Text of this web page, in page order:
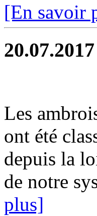
[En savoir
20.07.2017
Les
ont été
depuis la
de notre
plus]